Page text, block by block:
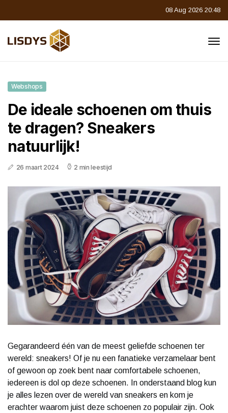
08 Aug 2026 20:48
Webshops
De ideale schoenen om thuis
te dragen? Sneakers
natuurlijk!
26 maart 2024 2 min leestijd
Gegarandeerd één van de meest geliefde schoenen ter
wereld: sneakers! Of je nu een fanatieke verzamelaar bent
of gewoon op zoek bent naar comfortabele schoenen,
iedereen is dol op deze schoenen. In onderstaand blog kun
je alles lezen over de wereld van sneakers en kom je
erachter waarom juist deze schoenen zo populair zijn. Ook